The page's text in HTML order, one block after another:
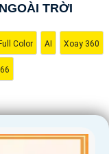
TRỜI
Color AI Xoay 360